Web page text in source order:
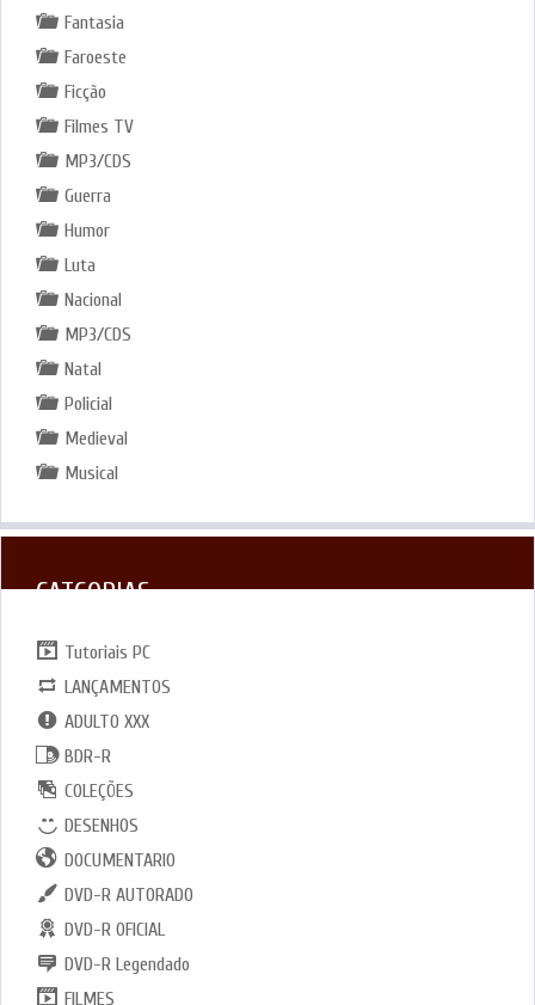
Fantasia
Faroeste
Ficção
Filmes TV
MP3/CDS
Guerra
Humor
Luta
Nacional
MP3/CDS
Natal
Policial
Medieval
Musical
CATGORIAS
Tutoriais PC
LANÇAMENTOS
ADULTO XXX
BDR-R
COLEÇÕES
DESENHOS
DOCUMENTARIO
DVD-R AUTORADO
DVD-R OFICIAL
DVD-R Legendado
FILMES